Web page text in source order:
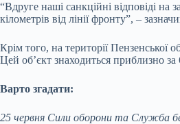
“Вдруге наші санкційні відповіді на
кілометрів від лінії фронту”, –
Крім того, на території Пензенської
Цей об’єкт знаходиться приблизно за
Варто згадати:
25 червня Сили оборони та Служба